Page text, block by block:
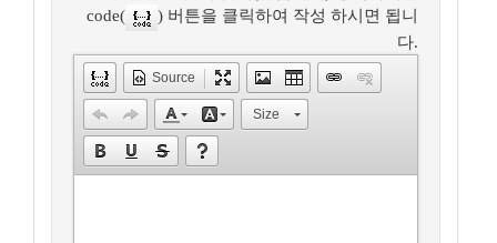
code(
) 버튼을 클릭하여 작성 하시면 됩니
다.
Source
Size